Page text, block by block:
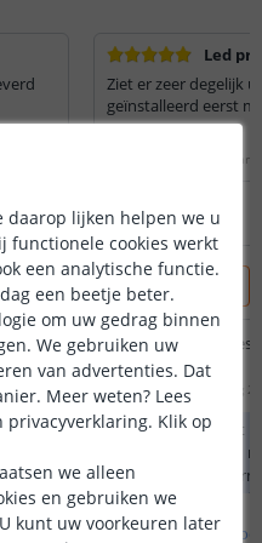
Led
Ziet er zeer degelijk
geïnstalleerd eerst
1 februari
om
Is dit profiel ook
hue lightstrip?
Door Shanna op zondag
In dit profiel kunt u
plaatsen met een
van 12 mm. Ik
Hue ledstrips
niet in dit profiel
Bekijkhele
daarop lijken helpen we u
functionele cookies werkt
een analytische functie.
een beetje beter.
om uw gedrag binnen
We gebruiken uw
van advertenties. Dat
Meer weten? Lees
privacyverklaring. Klik op
we alleen
en gebruiken we
kunt uw voorkeuren later